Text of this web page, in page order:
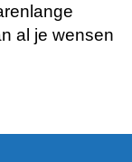
al je wensen